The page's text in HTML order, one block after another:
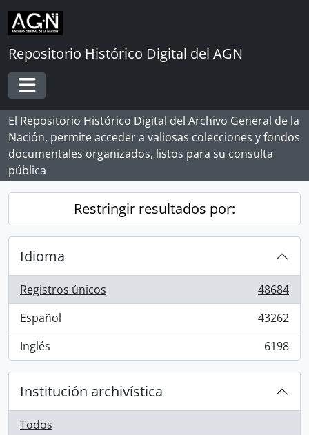
Skip to main content
Repositorio Histórico Digital del AGN
Toggle navigation
El Repositorio Histórico Digital del Archivo General de la
Nación, permite acceder a valiosas colecciones y fondos
documentales organizados, listos para su consulta
pública
Restringir resultados por:
Idioma
Registros únicos
, 48684 resultados
48684
Español
, 43262 resultados
43262
Inglés
, 6198 resultados 6198
Institución archivística
Todos